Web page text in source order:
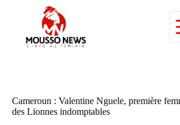
Cameroun : Valentine Nguele, première
des Lionnes indomptables